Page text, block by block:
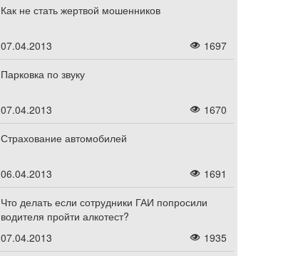
Как не стать жертвой мошенников
07.04.2013
1697
Парковка по звуку
07.04.2013
1670
Страхование автомобилей
06.04.2013
1691
Что делать если сотрудники ГАИ попросили
водителя пройти алкотест?
07.04.2013
1935